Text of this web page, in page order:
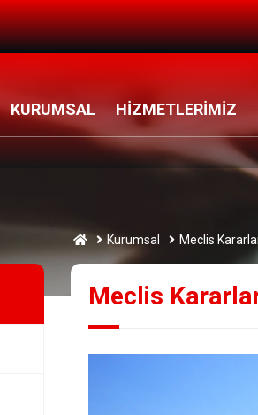
KURUMSAL HİZMETLERİMİZ
Kurumsal Meclis
Meclis